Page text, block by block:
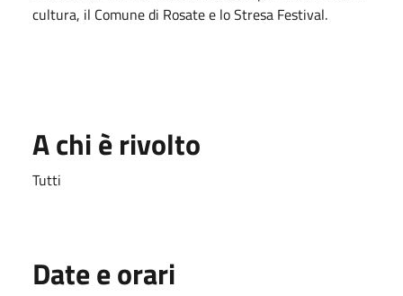
cultura, il Comune di Rosate e lo Stresa Festival.
A chi è rivolto
Tutti
Date e orari